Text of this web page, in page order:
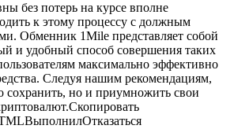
без потерь на курсе вполне
к этому процессу с должным
Обменник 1Mile представляет собой
и удобный способ совершения таких
максимально эффективно
Следуя нашим рекомендациям,
сохранить, но и приумножить свои